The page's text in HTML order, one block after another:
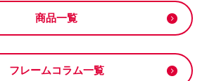
商品一覧
フレームコラム一覧